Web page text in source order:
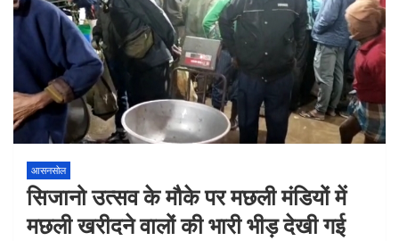
आसनसोल
सिजानो उत्सव के मौके पर मछली मंडियों में
मछली खरीदने वालों की भारी भीड़ देखी गई